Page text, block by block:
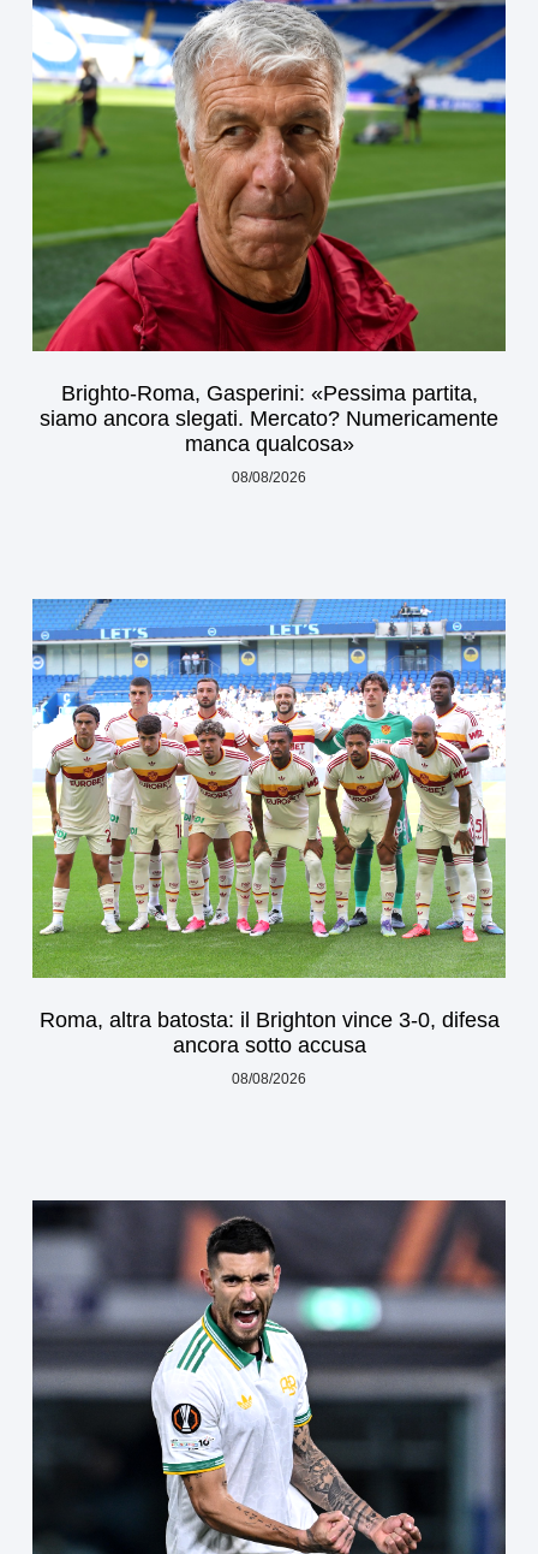
Brighto-Roma, Gasperini: «Pessima partita,
siamo ancora slegati. Mercato? Numericamente
manca qualcosa»
08/08/2026
Roma, altra batosta: il Brighton vince 3-0, difesa
ancora sotto accusa
08/08/2026